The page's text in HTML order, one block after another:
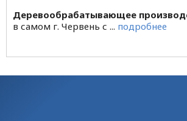
Деревообрабатывающее
в самом г. Червень с ... подробнее